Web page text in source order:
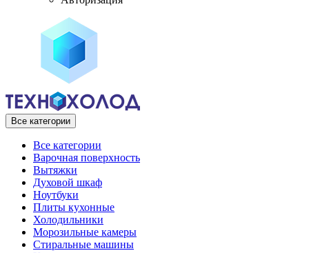
Все категории
Все категории
Варочная поверхность
Вытяжки
Духовой шкаф
Ноутбуки
Плиты кухонные
Холодильники
Морозильные камеры
Стиральные машины